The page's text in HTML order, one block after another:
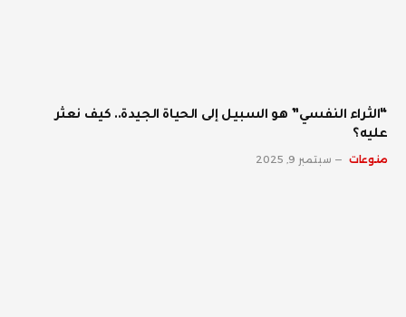
“الثراء النفسي” هو السبيل إلى الحياة الجيدة.. كيف نعثر
عليه؟
منوعات سبتمبر 9, 2025